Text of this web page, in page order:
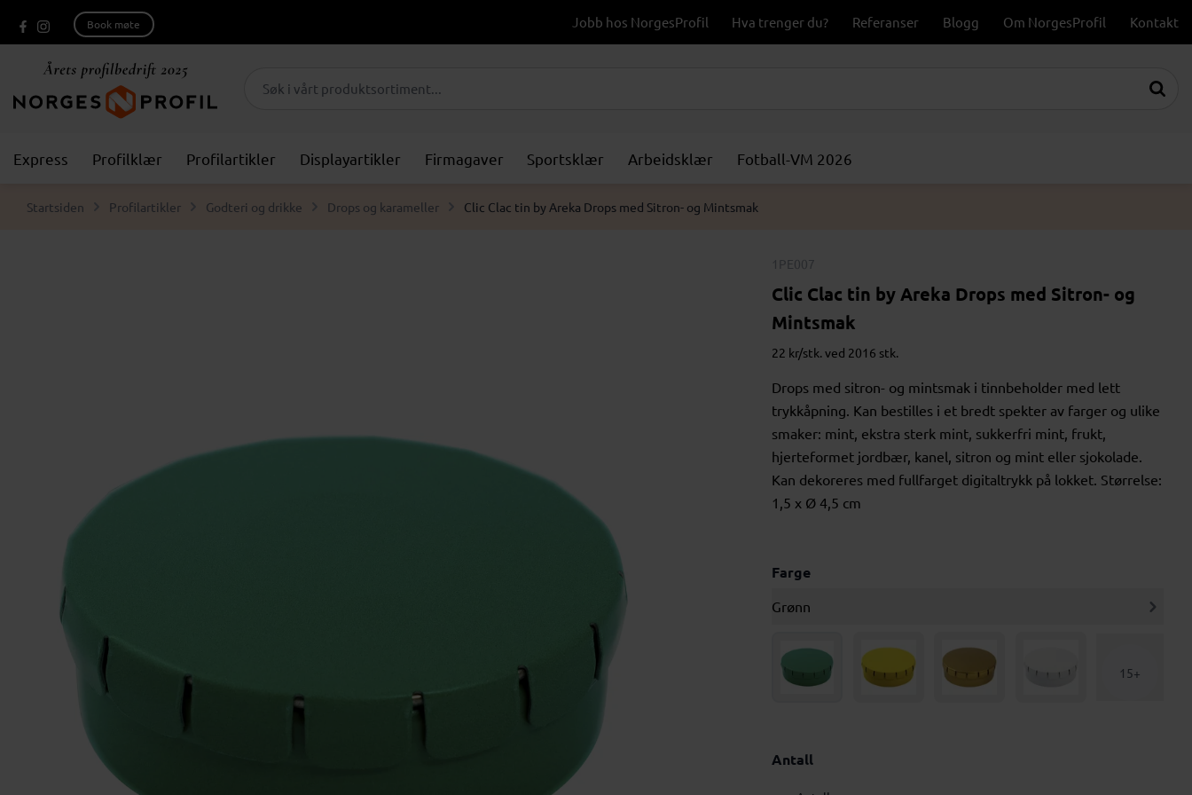
Book møte Jobb hos NorgesProfil Hva trenger du? Referanser Blogg Om NorgesProfil Kontakt
Express Profilklær Profilartikler Displayartikler Firmagaver Sportsklær Arbeidsklær Fotball-VM 2026
Startsiden Profilartikler Godteri og drikke Drops og karameller Clic Clac tin by Areka Drops med Sitron- og Mintsmak
1PE007
Clic Clac tin by Areka Drops med Sitron- og
Mintsmak
22 kr/stk. ved 2016 stk.
Drops med sitron- og mintsmak i tinnbeholder med lett
trykkåpning. Kan bestilles i et bredt spekter av farger og ulike
smaker: mint, ekstra sterk mint, sukkerfri mint, frukt,
hjerteformet jordbær, kanel, sitron og mint eller sjokolade.
Kan dekoreres med fullfarget digitaltrykk på lokket. Størrelse:
1,5 x Ø 4,5 cm
Farge
Grønn
15+
Antall